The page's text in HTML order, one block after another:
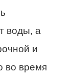
воды, а
и
во время